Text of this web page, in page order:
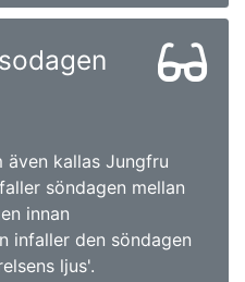
även kallas Jungfru
söndagen mellan
innan
infaller den söndagen
ljus'.